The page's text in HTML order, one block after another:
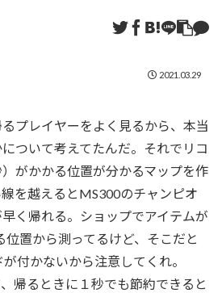
2021.03.29
プレイヤーをよく見るから、本当
ついて考えてたんだ。それでリコ
がかかる位置が分かるマップを作
を越えるとMS300のチャンピオ
く帰れる。ショップでアイテムが
位置から測ってるけど、そこだと
付かないから注意してくれ。
帰るときに１秒でも節約できると